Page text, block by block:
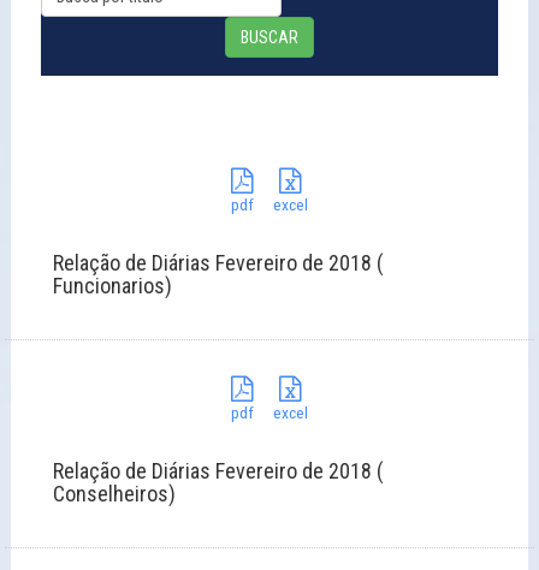
BUSCAR
pdf excel
Relação de Diárias Fevereiro de 2018 (
Funcionarios)
pdf excel
Relação de Diárias Fevereiro de 2018 (
Conselheiros)